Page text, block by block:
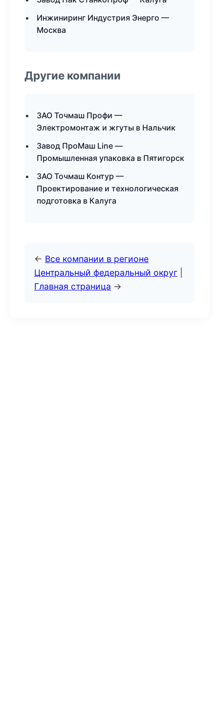
Инжиниринг Индустрия Энерго —
Москва
Другие компании
ЗАО Точмаш Профи —
Электромонтаж и жгуты в Нальчик
Завод ПроМаш Line —
Промышленная упаковка в Пятигорск
ЗАО Точмаш Контур —
Проектирование и технологическая
подготовка в Калуга
← Все компании в регионе
Центральный федеральный округ
Главная страница →